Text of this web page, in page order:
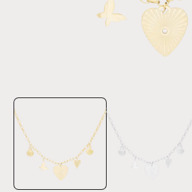
1
in
modaal